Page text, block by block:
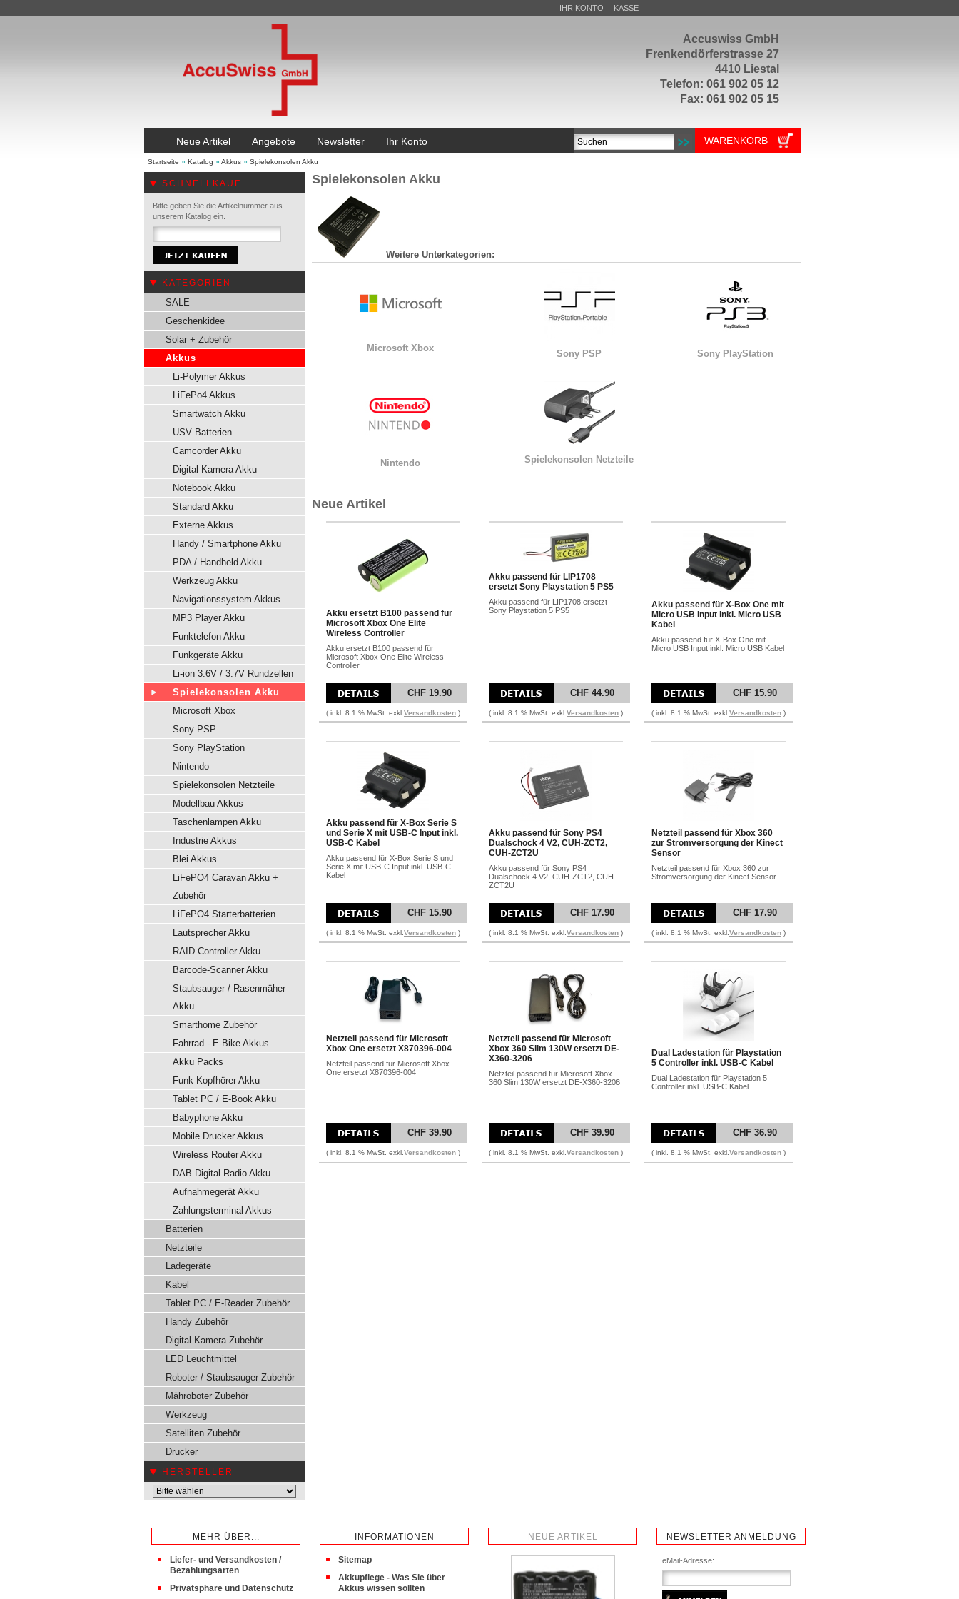
Accuswiss GmbH
Frenkendörferstrasse 27
4410 Liestal
Telefon: 061 902 05 12
Fax: 061 902 05 15
IHR KONTO KASSE
Neue Artikel Angebote Newsletter Ihr Konto WARENKORB
Startseite » Katalog » Akkus » Spielekonsolen Akku
SCHNELLKAUF
Bitte geben Sie die Artikelnummer aus
unserem Katalog ein.
KATEGORIEN
SALE
Geschenkidee
Solar + Zubehör
Akkus
Li-Polymer Akkus
LiFePo4 Akkus
Smartwatch Akku
USV Batterien
Camcorder Akku
Digital Kamera Akku
Notebook Akku
Standard Akku
Externe Akkus
Handy / Smartphone Akku
PDA / Handheld Akku
Werkzeug Akku
Navigationssystem Akkus
MP3 Player Akku
Funktelefon Akku
Funkgeräte Akku
Li-ion 3.6V / 3.7V Rundzellen
Spielekonsolen Akku
Microsoft Xbox
Sony PSP
Sony PlayStation
Nintendo
Spielekonsolen Netzteile
Modellbau Akkus
Taschenlampen Akku
Industrie Akkus
Blei Akkus
LiFePO4 Caravan Akku +
Zubehör
LiFePO4 Starterbatterien
Lautsprecher Akku
RAID Controller Akku
Barcode-Scanner Akku
Staubsauger / Rasenmäher
Akku
Smarthome Zubehör
Fahrrad - E-Bike Akkus
Akku Packs
Funk Kopfhörer Akku
Tablet PC / E-Book Akku
Babyphone Akku
Mobile Drucker Akkus
Wireless Router Akku
DAB Digital Radio Akku
Aufnahmegerät Akku
Zahlungsterminal Akkus
Batterien
Netzteile
Ladegeräte
Kabel
Tablet PC / E-Reader Zubehör
Handy Zubehör
Digital Kamera Zubehör
LED Leuchtmittel
Roboter / Staubsauger Zubehör
Mähroboter Zubehör
Werkzeug
Satelliten Zubehör
Drucker
HERSTELLER
Spielekonsolen Akku
Weitere Unterkategorien:
Microsoft Xbox
Sony PSP Sony PlayStation
Nintendo Spielekonsolen Netzteile
Neue Artikel
Akku ersetzt B100 passend für
Microsoft Xbox One Elite
Wireless Controller
Akku ersetzt B100 passend für
Microsoft Xbox One Elite Wireless
Controller
CHF 19.90
( inkl. 8.1 % MwSt. exkl. Versandkosten )
Akku passend für LIP1708
ersetzt Sony Playstation 5 PS5
Akku passend für LIP1708 ersetzt
Sony Playstation 5 PS5
CHF 44.90
( inkl. 8.1 % MwSt. exkl. Versandkosten )
Akku passend für X-Box One mit
Micro USB Input inkl. Micro USB
Kabel
Akku passend für X-Box One mit
Micro USB Input inkl. Micro USB Kabel
CHF 15.90
( inkl. 8.1 % MwSt. exkl. Versandkosten )
Akku passend für X-Box Serie S
und Serie X mit USB-C Input inkl.
USB-C Kabel
Akku passend für X-Box Serie S und
Serie X mit USB-C Input inkl. USB-C
Kabel
CHF 15.90
( inkl. 8.1 % MwSt. exkl. Versandkosten )
Akku passend für Sony PS4
Dualschock 4 V2, CUH-ZCT2,
CUH-ZCT2U
Akku passend für Sony PS4
Dualschock 4 V2, CUH-ZCT2, CUH-
ZCT2U
CHF 17.90
( inkl. 8.1 % MwSt. exkl. Versandkosten )
Netzteil passend für Xbox 360
zur Stromversorgung der Kinect
Sensor
Netzteil passend für Xbox 360 zur
Stromversorgung der Kinect Sensor
CHF 17.90
( inkl. 8.1 % MwSt. exkl. Versandkosten )
Netzteil passend für Microsoft
Xbox One ersetzt X870396-004
Netzteil passend für Microsoft Xbox
One ersetzt X870396-004
CHF 39.90
( inkl. 8.1 % MwSt. exkl. Versandkosten )
Netzteil passend für Microsoft
Xbox 360 Slim 130W ersetzt DE-
X360-3206
Netzteil passend für Microsoft Xbox
360 Slim 130W ersetzt DE-X360-3206
CHF 39.90
( inkl. 8.1 % MwSt. exkl. Versandkosten )
Dual Ladestation für Playstation
5 Controller inkl. USB-C Kabel
Dual Ladestation für Playstation 5
Controller inkl. USB-C Kabel
CHF 36.90
( inkl. 8.1 % MwSt. exkl. Versandkosten )
MEHR ÜBER...
Liefer- und Versandkosten /
Bezahlungsarten
Privatsphäre und Datenschutz
INFORMATIONEN
Sitemap
Akkupflege - Was Sie über
Akkus wissen sollten
NEUE ARTIKEL NEWSLETTER ANMELDUNG
eMail-Adresse: